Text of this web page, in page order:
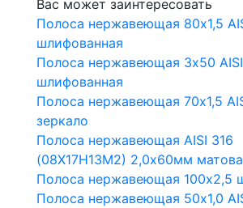
Вас может заинтересовать
Полоса нержавеющая 80х1,5
шлифованная
Полоса нержавеющая 3х50
шлифованная
Полоса нержавеющая 70х1,5
зеркало
Полоса нержавеющая AISI 316
(08Х17Н13М2) 2,0х60мм
Полоса нержавеющая 100х2,5
Полоса нержавеющая 50х1,0